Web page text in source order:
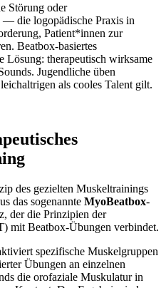
Störung oder
— die logopädische Praxis in
Patient*innen zur
Beatbox-basiertes
therapeutisch wirksame
Jugendliche üben
als cooles Talent gilt.
des gezielten Muskeltrainings
das sogenannte MyoBeatbox-
der die Prinzipien der
mit Beatbox-Übungen verbindet.
spezifische Muskelgruppen
Übungen an einzelnen
die orofaziale Muskulatur in